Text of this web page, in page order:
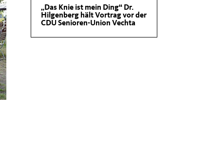
Das Knie ist mein Ding“ Dr.
Hilgenberg hält Vortrag vor der
CDU Senioren-Union Vechta